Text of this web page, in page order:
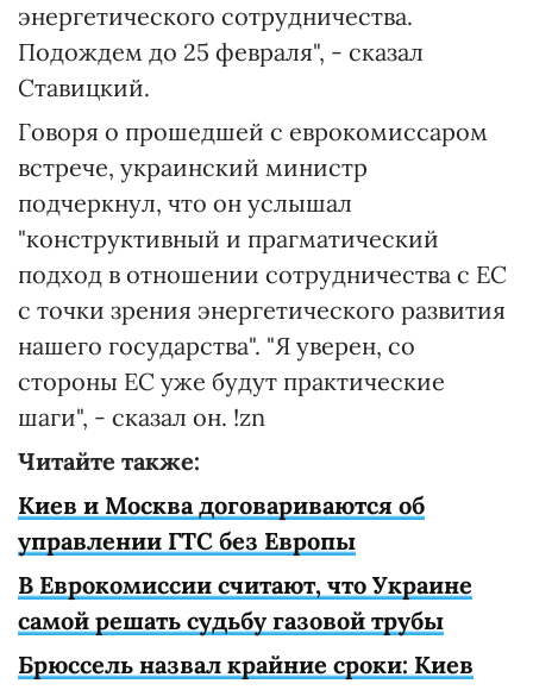
энергетического сотрудничества.
Подождем до 25 февраля", - сказал
Ставицкий.
Говоря о прошедшей с еврокомиссаром
встрече, украинский министр
подчеркнул, что он услышал
"конструктивный и прагматический
подход в отношении сотрудничества с ЕС
с точки зрения энергетического развития
нашего государства". "Я уверен, со
стороны ЕС уже будут практические
шаги", - сказал он. !zn
Читайте также:
Киев и Москва договариваются об
управлении ГТС без Европы
В Еврокомиссии считают, что Украине
самой решать судьбу газовой трубы
Брюссель назвал крайние сроки: Киев